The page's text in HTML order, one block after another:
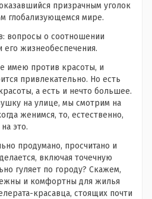
призрачным уголок
глобализующемся мире.
вопросы о соотношении
его жизнеобеспечения.
имею против красоты, и
привлекательно. Но есть
а есть и нечто большее.
на улице, мы смотрим на
женимся, то, естественно,
это.
продумано, просчитано и
включая точечную
гуляет по городу? Скажем,
и комфортны для жилья
красавца, стоящих почти